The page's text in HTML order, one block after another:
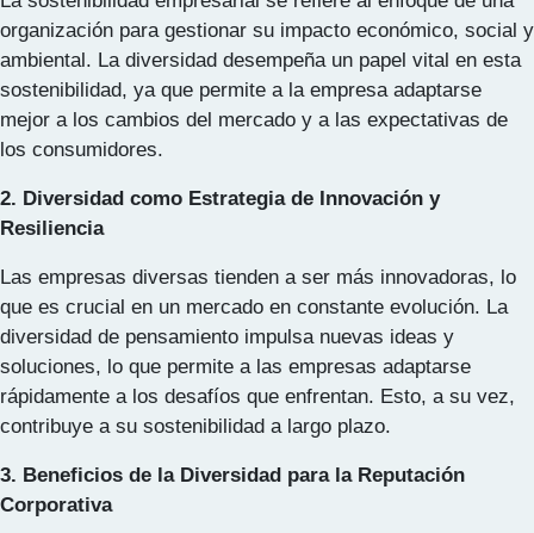
organización para gestionar su impacto económico, social y
ambiental. La diversidad desempeña un papel vital en esta
sostenibilidad, ya que permite a la empresa adaptarse
mejor a los cambios del mercado y a las expectativas de
los consumidores.
2. Diversidad como Estrategia de Innovación y
Resiliencia
Las empresas diversas tienden a ser más innovadoras, lo
que es crucial en un mercado en constante evolución. La
diversidad de pensamiento impulsa nuevas ideas y
soluciones, lo que permite a las empresas adaptarse
rápidamente a los desafíos que enfrentan. Esto, a su vez,
contribuye a su sostenibilidad a largo plazo.
3. Beneficios de la Diversidad para la Reputación
Corporativa